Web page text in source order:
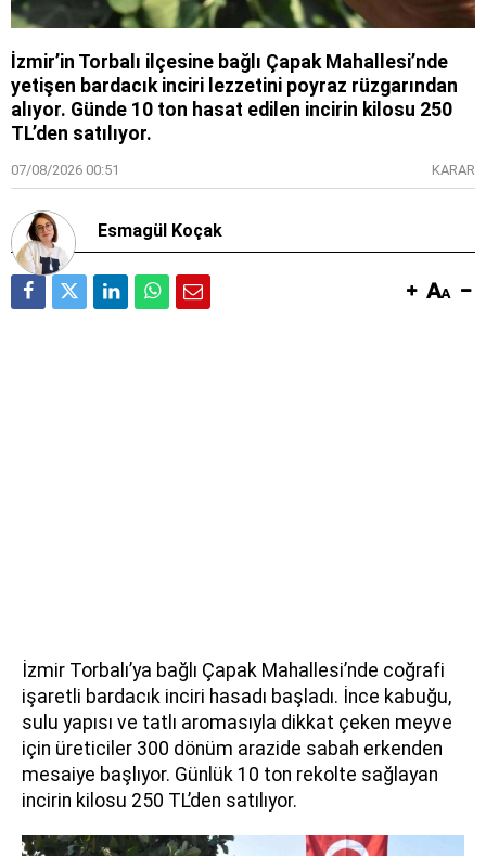
İzmir’in Torbalı ilçesine bağlı Çapak Mahallesi’nde
yetişen bardacık inciri lezzetini poyraz rüzgarından
alıyor. Günde 10 ton hasat edilen incirin kilosu 250
TL’den satılıyor.
07/08/2026 00:51 KARAR
Esmagül Koçak
İzmir Torbalı’ya bağlı Çapak Mahallesi’nde coğrafi
işaretli bardacık inciri hasadı başladı. İnce kabuğu,
sulu yapısı ve tatlı aromasıyla dikkat çeken meyve
için üreticiler 300 dönüm arazide sabah erkenden
mesaiye başlıyor. Günlük 10 ton rekolte sağlayan
incirin kilosu 250 TL’den satılıyor.